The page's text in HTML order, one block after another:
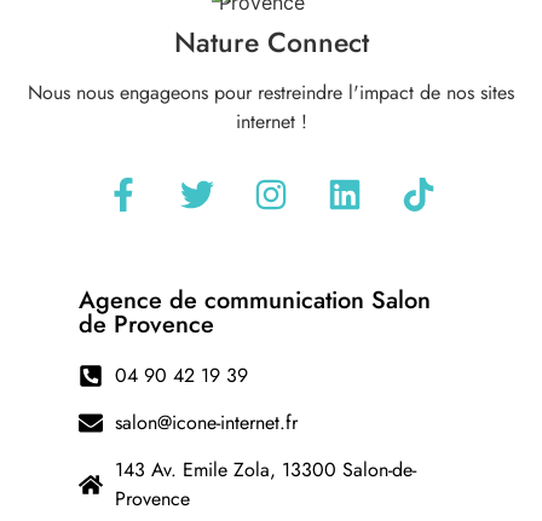
Nature Connect
Nous nous engageons pour restreindre l'impact de nos sites
internet !
Agence de communication Salon
de Provence
04 90 42 19 39
salon@icone-internet.fr
143 Av. Emile Zola, 13300 Salon-de-
Provence